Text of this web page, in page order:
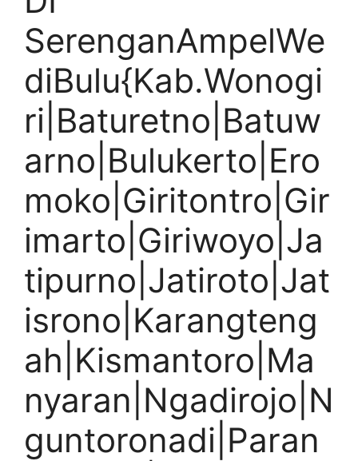
SerenganAmpelWe
diBulu{Kab.Wonogi
ri|Baturetno|Batuw
arno|Bulukerto|Ero
moko|Giritontro|Gir
imarto|Giriwoyo|Ja
tipurno|Jatiroto|Jat
isrono|Karangteng
ah|Kismantoro|Ma
nyaran|Ngadirojo|N
guntoronadi|Paran